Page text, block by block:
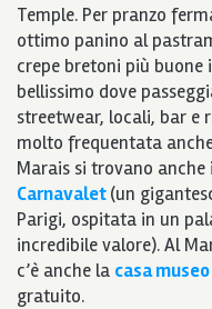
Temple. Per pranzo
ottimo panino al
crepe bretoni più buone
bellissimo dove
streetwear, locali, bar e
molto frequentata
Marais si trovano anche
Carnavalet(un
Parigi, ospitata in un
incredibile valore). Al
c’è anche la casa
gratuito.